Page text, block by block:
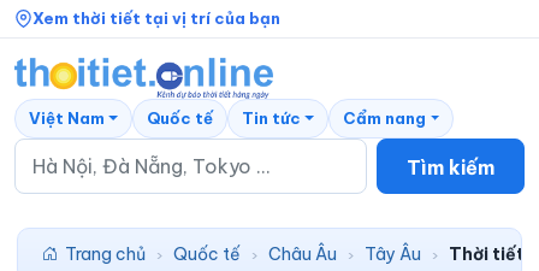
Xem thời tiết tại vị trí của bạn
Tìm kiếm
Việt Nam Quốc tế Tin tức Cẩm nang
Trang chủ › Quốc tế › Châu Âu › Tây Âu › Thời tiết